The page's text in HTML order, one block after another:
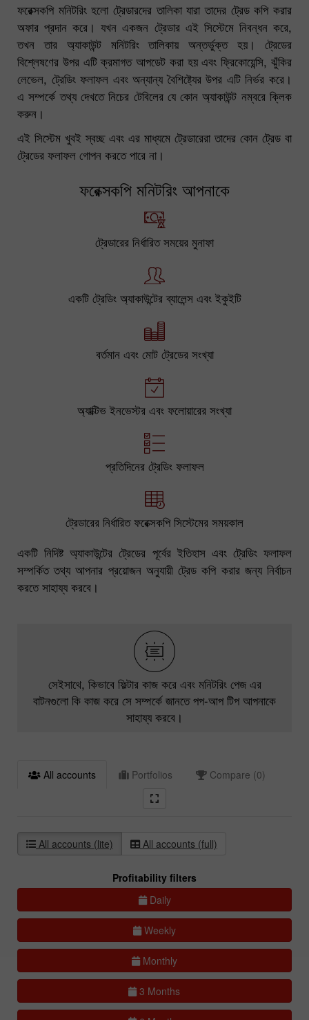
ফরেক্সকপি মনিটরিং হলো ট্রেডারদের তালিকা যারা তাদের ট্রেড কপি করার
অফার প্রদান করে। যখন একজন ট্রেডার এই সিস্টেমে নিবন্ধন করে,
তখন তার অ্যাকাউন্ট মনিটরিং তালিকায় অন্তর্ভুক্ত হয়। ট্রেডের
বিশ্লেষণের উপর এটি ক্রমাগত আপডেট করা হয় এবং ফ্রিকোয়েন্সি, ঝুঁকির
লেভেল, ট্রেডিং ফলাফল এবং অন্যান্য বৈশিষ্ট্যের উপর এটি নির্ভর করে।
এ সম্পর্কে তথ্য দেখতে নিচের টেবিলের যে কোন অ্যাকাউন্ট নম্বরে ক্লিক
করুন।
এই সিস্টেম খুবই স্বচ্ছ এবং এর মাধ্যমে ট্রেডারেরা তাদের কোন ট্রেড বা
ট্রেডের ফলাফল গোপন করতে পারে না।
ফরেক্সকপি মনিটরিং আপনাকে
ট্রেডারের নির্ধারিত সময়ের মুনাফা
একটি ট্রেডিং অ্যাকাউন্টের ব্যালেন্স এবং ইকুইটি
বর্তমান এবং মোট ট্রেডের সংখ্যা
অ্যাক্টিভ ইনভেস্টর এবং ফলোয়ারের সংখ্যা
প্রতিদিনের ট্রেডিং ফলাফল
ট্রেডারের নির্ধারিত ফরেক্সকপি সিস্টেমের সময়কাল
একটি নিদিষ্ট অ্যাকাউন্টের ট্রেডের পূর্বের ইতিহাস এবং ট্রেডিং ফলাফল
সম্পর্কিত তথ্য আপনার প্রয়োজন অনুযায়ী ট্রেড কপি করার জন্য নির্বাচন
করতে সাহায্য করবে।
সেইসাথে, কিভাবে ফিল্টার কাজ করে এবং মনিটরিং পেজ এর
বাটনগুলো কি কাজ করে সে সম্পর্কে জানতে পপ-আপ টিপ আপনাকে
সাহায্য করবে।
All accounts Portfolios Compare (0)
All accounts (lite) All accounts (full)
Profitability filters
Daily
Weekly
Monthly
3 Months